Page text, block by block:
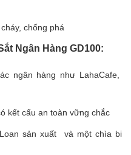
chống phá
Ngân Hàng GD100:
ngân hàng như LahaCafe,
kết cấu an toàn vững chắc
sản xuất và một chìa bi